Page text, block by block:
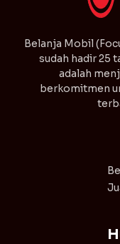
⁠Belanja Mobil
sudah hadir 25
adalah
berkomitmen